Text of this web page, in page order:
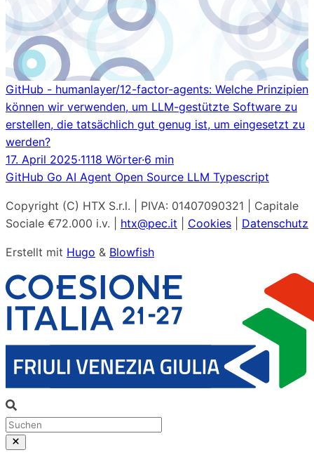
GitHub - humanlayer/12-factor-agents: Welche Prinzipien
können wir verwenden, um LLM-gestützte Software zu
erstellen, die tatsächlich gut genug ist, um eingesetzt zu
werden?
17. April 2025·1118 Wörter·6 min
GitHub Go AI Agent Open Source LLM Typescript
Copyright (C) HTX S.r.l. | PIVA: 01407090321 | Capitale
Sociale €72.000 i.v. | htx@pec.it Cookies Datenschutz
Erstellt mit Hugo & Blowfish